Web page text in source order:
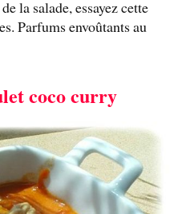
la salade, essayez cette
Parfums envoûtants au
coco curry